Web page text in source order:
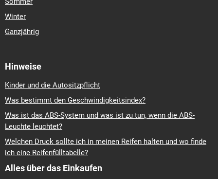
Winter
Ganzjährig
Hinweise
Kinder und die Autositzpflicht
Was bestimmt den Geschwindigkeitsindex?
Was ist das ABS-System und was ist zu tun, wenn die ABS-
Leuchte leuchtet?
Welchen Druck sollte ich in meinen Reifen halten und wo finde
ich eine Reifenfülltabelle?
Alles über das Einkaufen